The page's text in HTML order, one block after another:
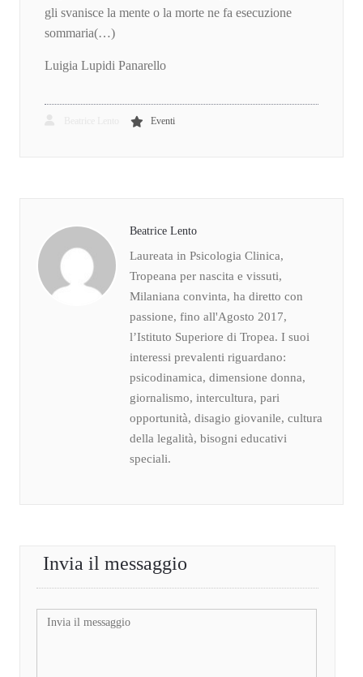
gli svanisce la mente o la morte ne fa esecuzione
sommaria(…)
Luigia Lupidi Panarello
Eventi
Beatrice Lento
Laureata in Psicologia Clinica,
Tropeana per nascita e vissuti,
Milaniana convinta, ha diretto con
passione, fino all'Agosto 2017,
l’Istituto Superiore di Tropea. I suoi
interessi prevalenti riguardano:
psicodinamica, dimensione donna,
giornalismo, intercultura, pari
opportunità, disagio giovanile, cultura
della legalità, bisogni educativi
speciali.
Invia il messaggio